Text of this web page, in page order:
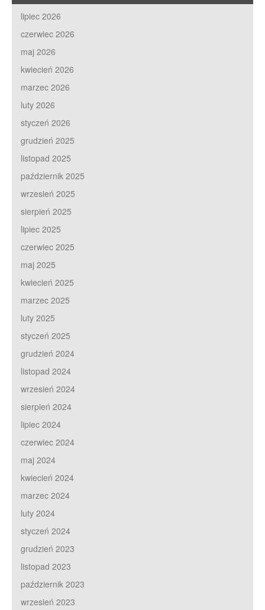
lipiec 2026
czerwiec 2026
maj 2026
kwiecień 2026
marzec 2026
luty 2026
styczeń 2026
grudzień 2025
listopad 2025
październik 2025
wrzesień 2025
sierpień 2025
lipiec 2025
czerwiec 2025
maj 2025
kwiecień 2025
marzec 2025
luty 2025
styczeń 2025
grudzień 2024
listopad 2024
wrzesień 2024
sierpień 2024
lipiec 2024
czerwiec 2024
maj 2024
kwiecień 2024
marzec 2024
luty 2024
styczeń 2024
grudzień 2023
listopad 2023
październik 2023
wrzesień 2023